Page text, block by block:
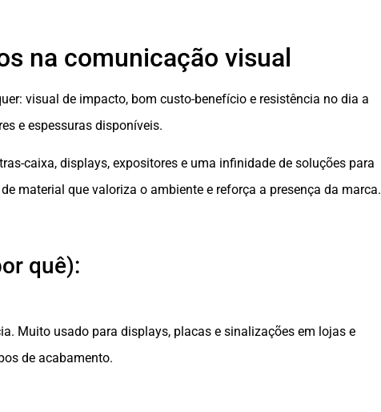
na comunicação visual
visual de impacto, bom custo-benefício e resistência no dia a
e espessuras disponíveis.
caixa, displays, expositores e uma infinidade de soluções para
material que valoriza o ambiente e reforça a presença da marca.
quê):
Muito usado para displays, placas e sinalizações em lojas e
de acabamento.